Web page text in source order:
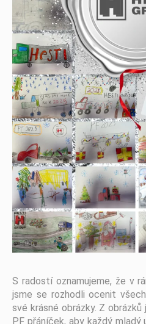
S radostí oznamujeme, že v
jsme se rozhodli ocenit
své krásné obrázky. Z
PF přáníček, aby každý